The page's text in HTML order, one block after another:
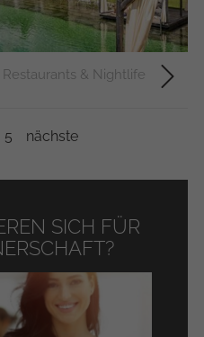
Restaurants & Nightlife
SICH FÜR